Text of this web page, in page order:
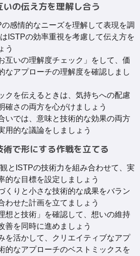
の伝え方を理解し合う
の感情的なニーズを理解して表現を調
ISTPの効率重視を考慮して伝え方を
う
互いの理解度チェック」をして、価
なアプローチの理解度を確認しまし
クを伝えるときは、気持ちへの配慮
確さの両方を心がけましょう
いでは、意味と技術的な効果の両方
用的な議論をしましょう
で形にする作戦を立てる
とISTPの技術力を組み合わせて、実
的な目標を設定しましょう
くりと小さな技術的な成果をバラン
わせた計画を立てましょう
想と技術」を確認して、想いの維持
善を同時に進めましょう
を活かして、クリエイティブなアプ
的なアプローチのベストミックスを